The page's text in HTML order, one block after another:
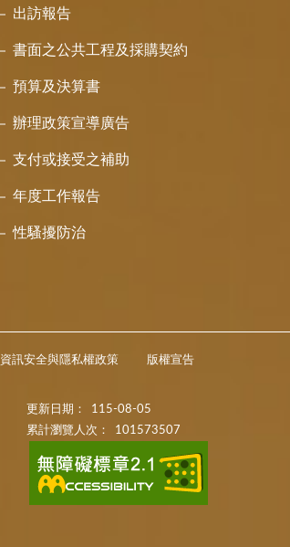
出訪報告
書面之公共工程及採購契約
預算及決算書
辦理政策宣導廣告
支付或接受之補助
年度工作報告
性騷擾防治
資訊安全與隱私權政策 版權宣告
更新日期：
115-08-05
累計瀏覽人次：
101573507